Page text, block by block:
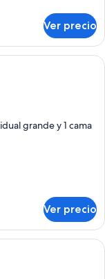
Ver precio
hotel con dos camas,
grande y 1 cama
Ver precio
hotel con dos camas,